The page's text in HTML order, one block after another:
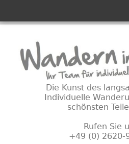
Inhalt
Die Kunst des
Individuelle
schönsten
Rufen Sie
+49 (0) 2620-